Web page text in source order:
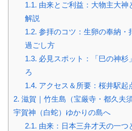
1.1. 由来とご利益：大物主大神
解説
1.2. 参拝のコツ：生卵の奉納・
過ごし方
1.3. 必見スポット：「巳の神杉
ろ
1.4. アクセス＆所要：桜井駅起
2. 滋賀｜竹生島（宝厳寺・都久夫
宇賀神（白蛇）ゆかりの島へ
2.1. 由来：日本三弁才天の一つ